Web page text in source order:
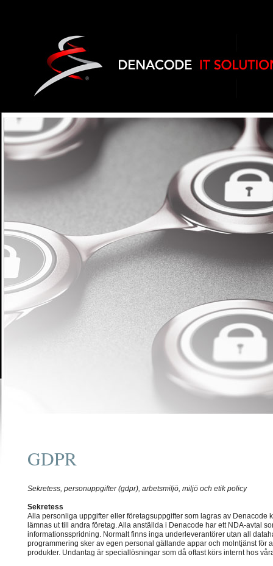
GDPR
Sekretess, personuppgifter (gdpr), arbetsmiljö, miljö och etik policy
Sekretess
Alla personliga uppgifter eller företagsuppgifter som lagras av Denacode
lämnas ut till andra företag. Alla anställda i Denacode har ett NDA-avtal
informationsspridning. Normalt finns inga underleverantörer utan all
programmering sker av egen personal gällande appar och molntjänst för
produkter. Undantag är speciallösningar som då oftast körs internt hos